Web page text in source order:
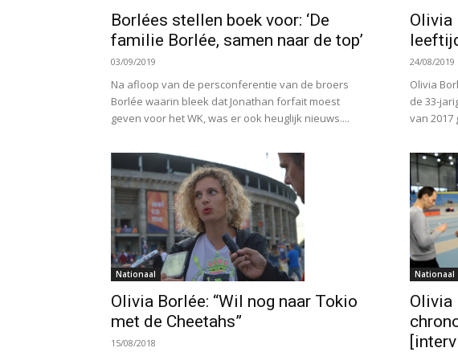
Borlées stellen boek voor: ‘De
familie Borlée, samen naar de top’
03/09/2019
Na afloop van de persconferentie van de broers
Borlée waarin bleek dat Jonathan forfait moest
geven voor het WK, was er ook heuglijk nieuws....
Olivia
24/08/2019
Olivia
de 33-
van 2017
Nationaal
Olivia Borlée: “Wil nog naar Tokio
met de Cheetahs”
15/08/2018
Nationaal
Olivia